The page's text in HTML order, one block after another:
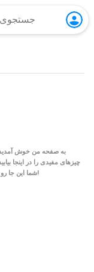
به صفحه من خوش آمدید!
چیزهای مفیدی را در اینجا
شما این جا رو بهتر و دوست داشتنی تر می کنم. از وقتی که گذاشتید متشکرم!